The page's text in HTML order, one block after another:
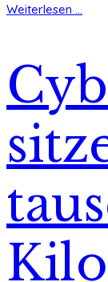
Weiterlesen ...